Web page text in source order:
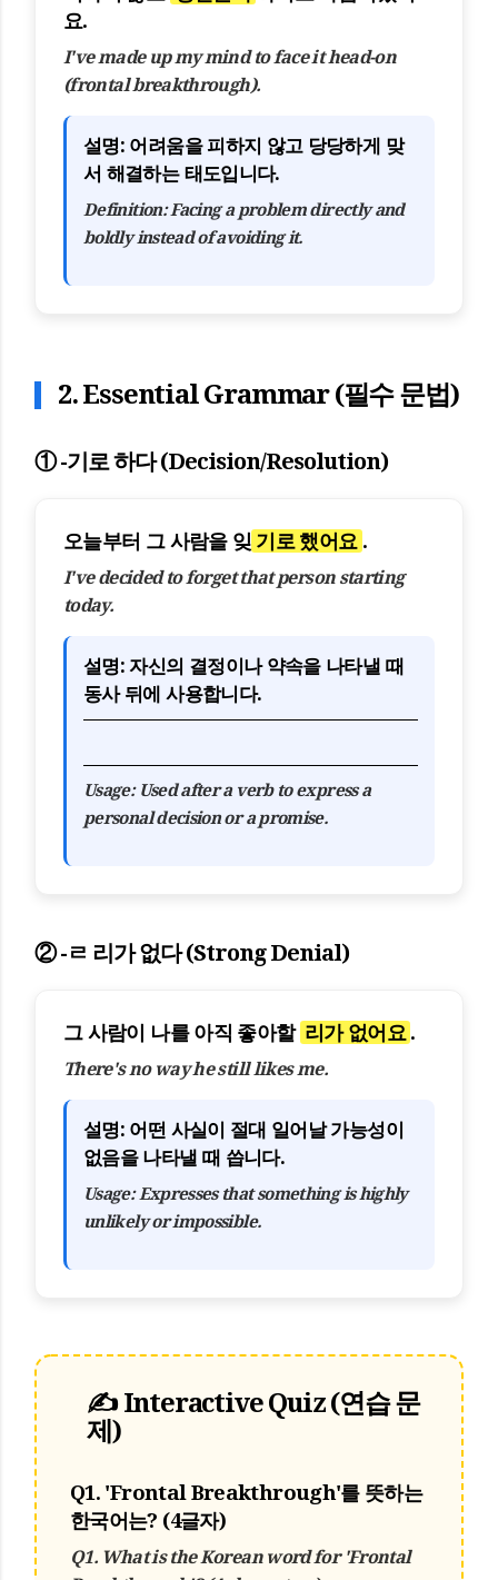
요.
I've made up my mind to face it head-on
(frontal breakthrough).
설명: 어려움을 피하지 않고 당당하게 맞
서 해결하는 태도입니다.
Definition:Facing a problem directly and
boldly instead of avoiding it.
2. Essential Grammar (필수 문법)
① -기로 하다 (Decision/Resolution)
오늘부터 그 사람을 잊 기로 했어요 .
I've decided to forget that person starting
today.
설명: 자신의 결정이나 약속을 나타낼 때
동사 뒤에 사용합니다.
Usage:Used after a verb to express a
personal decision or a promise.
② -ㄹ 리가 없다 (Strong Denial)
그 사람이 나를 아직 좋아할 리가 없어요 .
There's no way he still likes me.
설명: 어떤 사실이 절대 일어날 가능성이
없음을 나타낼 때 씁니다.
Usage:Expresses that something is highly
unlikely or impossible.
✍️ Interactive Quiz (연습 문
제)
Q1. 'Frontal Breakthrough'를 뜻하는
한국어는? (4글자)
Q1. What is the Korean word for 'Frontal